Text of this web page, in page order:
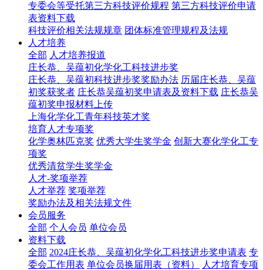
专委会等受托第三方科技评价规程 第三方科技评价申请
表资料下载
科技评价相关法规规章 团体标准管理规程及法规
人才培养
全部 人才培养报道
庄长恭、吴蕴初化学化工科技进步奖
庄长恭、吴蕴初科技进步奖奖励办法 历届庄长恭、吴蕴
初奖获奖者 庄长恭吴蕴初奖申请表及资料下载 庄长恭吴
蕴初奖申报材料上传
上海化学化工青年科技英才奖
培育人才专项奖
化学奥林匹克奖 优秀大学生奖学金 创新大赛化学化工专
项奖
优秀清贫学生奖学金
人才-奖项举荐
人才举荐 奖项举荐
奖励办法及相关法规文件
会员服务
全部 个人会员 单位会员
资料下载
全部 2024庄长恭、吴蕴初化学化工科技进步奖申请表 专
委会工作用表 单位会员换届用表（资料）
人才培育专项